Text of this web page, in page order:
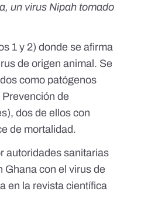
un virus Nipah tomado
1 y 2) donde se afirma
de origen animal. Se
como patógenos
de
dos de ellos con
de mortalidad.
autoridades sanitarias
Ghana con el virus de
en la revista científica